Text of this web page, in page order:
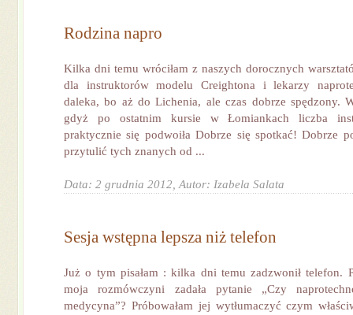
Rodzina napro
Kilka dni temu wróciłam z naszych dorocznych
dla instruktorów modelu Creightona i lekarzy
daleka, bo aż do Lichenia, ale czas dobrze spędzony.
gdyż po ostatnim kursie w Łomiankach liczba
praktycznie się podwoiła Dobrze się spotkać! Dobrze
przytulić tych znanych od ...
Data: 2 grudnia 2012, Autor: Izabela Salata
Sesja wstępna lepsza niż telefon
Już o tym pisałam : kilka dni temu zadzwonił telefon.
moja rozmówczyni zadała pytanie „Czy
medycyna”? Próbowałam jej wytłumaczyć czym